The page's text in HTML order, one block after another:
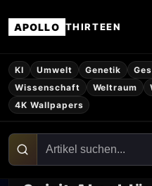
APOLLO THIRTEEN
KI Umwelt Genetik
Wissenschaft
Weltraum
4K Wallpapers